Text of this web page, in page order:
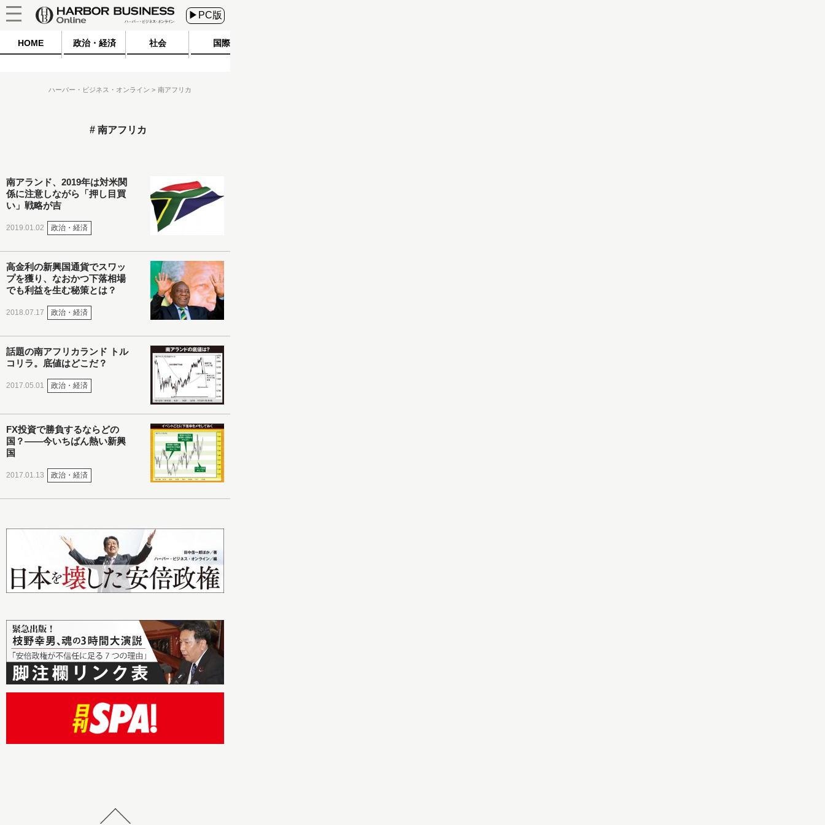
▶PC版
HOME 政治・経済 社会 国際
ハーバー・ビジネス・オンライン 南アフリカ
南アフリカ
南アランド、2019年は対米関
係に注意しながら「押し目買
い」戦略が吉
2019.01.02 政治・経済
高金利の新興国通貨でスワッ
プを獲り、なおかつ下落相場
でも利益を生む秘策とは？
2018.07.17 政治・経済
話題の南アフリカランド トル
コリラ。底値はどこだ？
2017.05.01 政治・経済
FX投資で勝負するならどの
国？――今いちばん熱い新興
国
2017.01.13 政治・経済